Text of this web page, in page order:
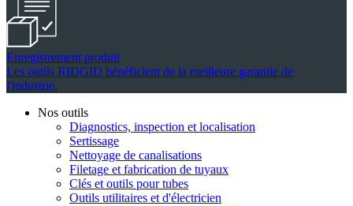
Enregistrement produit
Les outils RIDGID bénéficient de la meilleure garantie de
l'industrie.
Nos outils
Diagnostics, inspection et localisation
Sertissage
Nettoyage de canalisations
Filetage et fabrication de tuyaux
Clés et outils pour tubes
Outils utilitaires et d'électricien